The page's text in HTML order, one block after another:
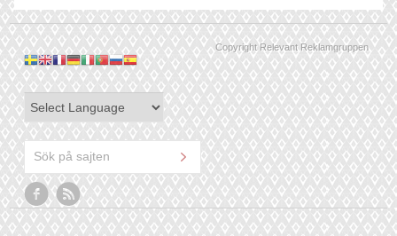
Copyright Relevant Reklamgruppen